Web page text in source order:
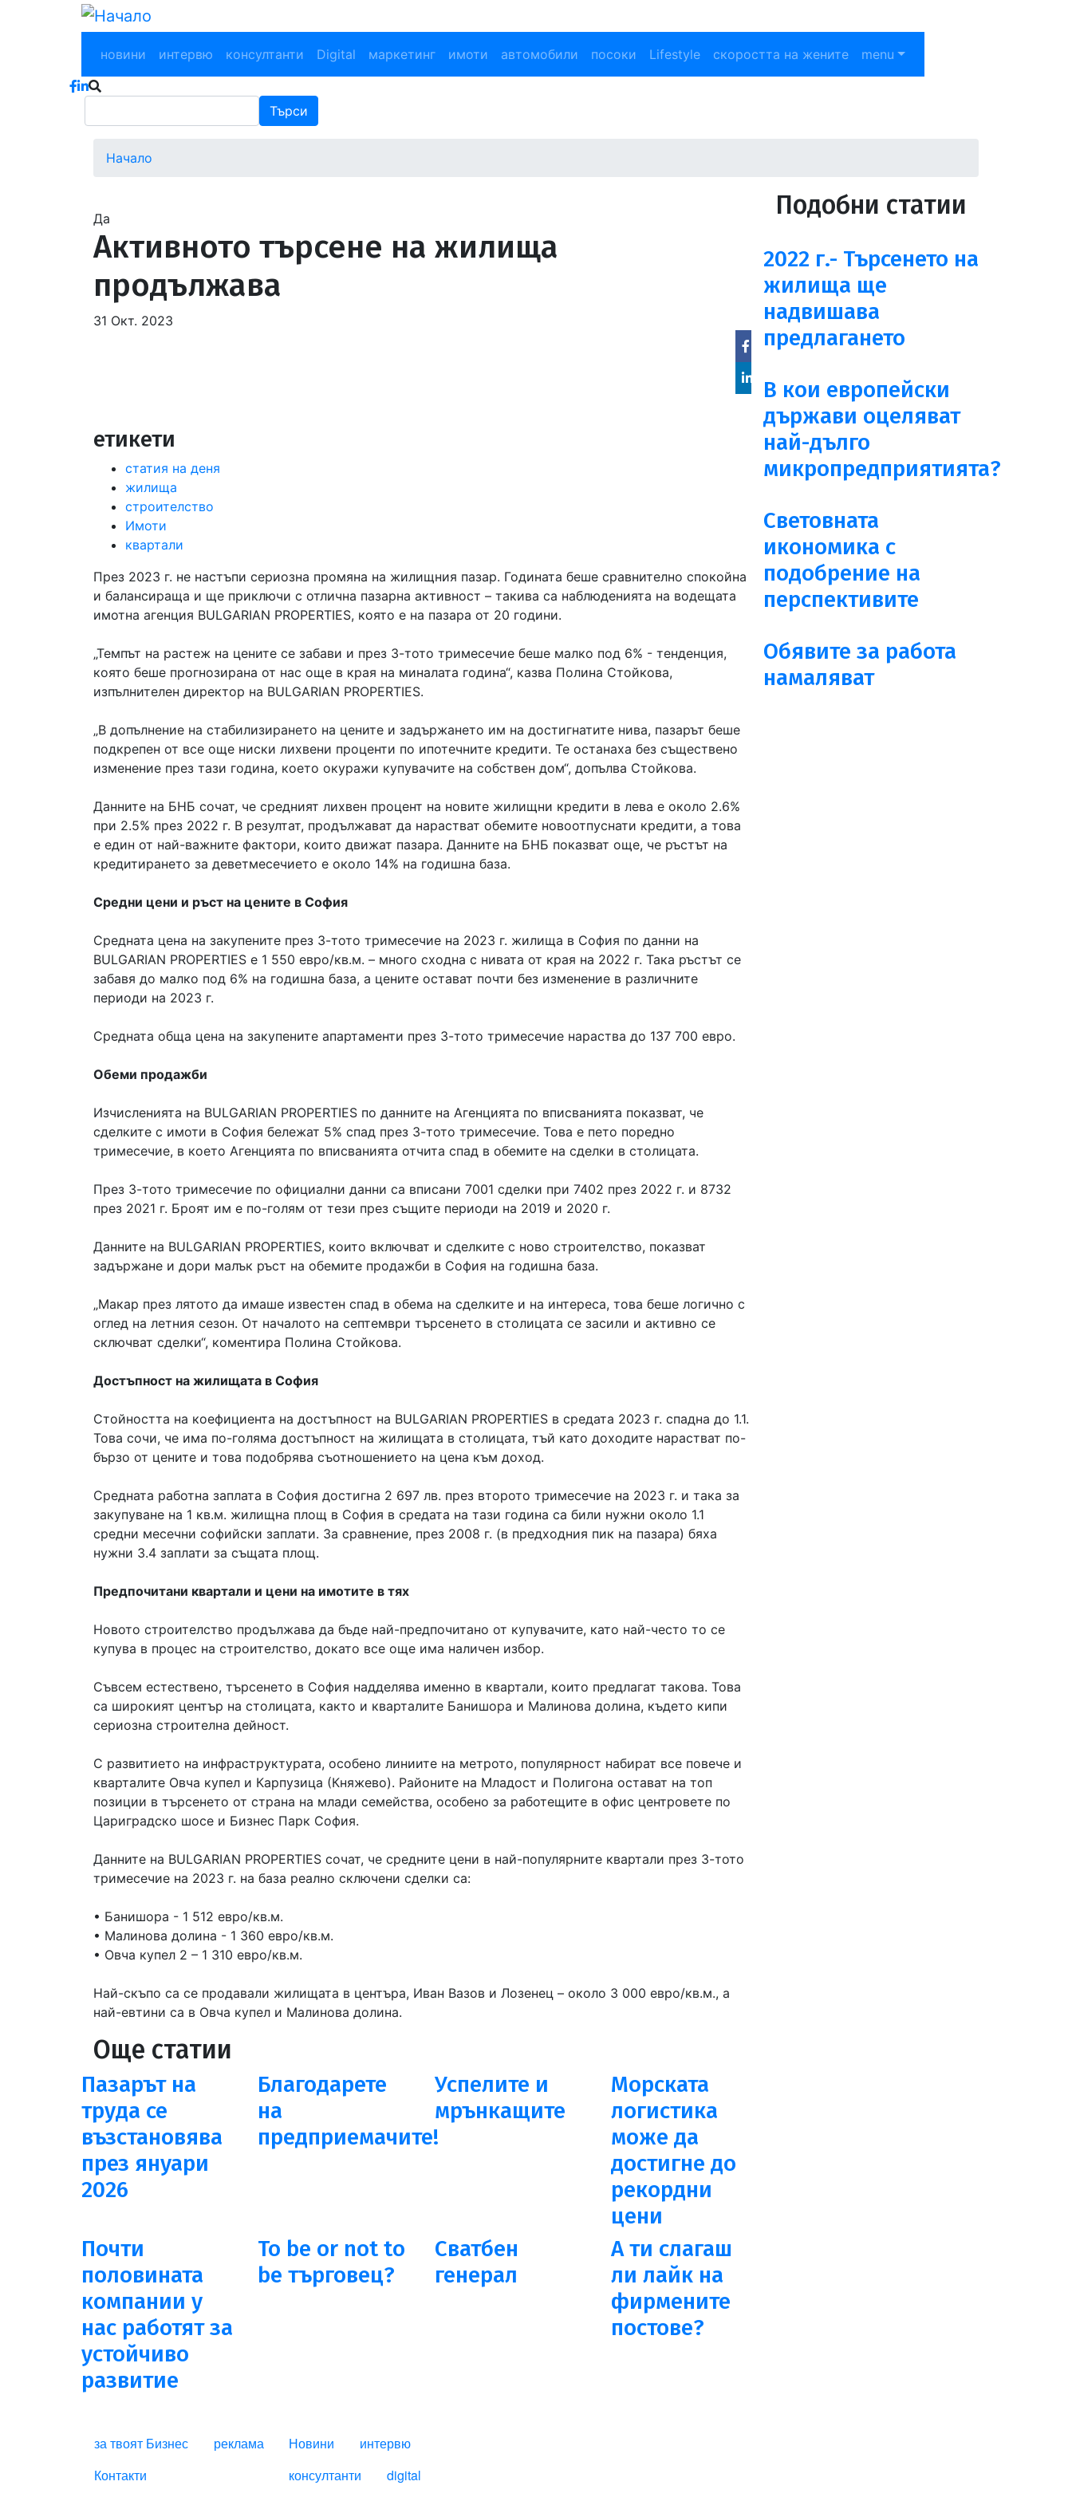
Main navigation
новини интервю консултанти Digital маркетинг имоти автомобили посоки Lifestyle скоростта на жените menu
Търси
Начало
снимка
Да
Активното търсене на жилища
продължава
31 Окт. 2023
Facebook
Linked
етикети
статия на деня
жилища
строителство
Имоти
квартали
През 2023 г. не настъпи сериозна промяна на жилищния пазар. Годината беше сравнително спокойна
и балансираща и ще приключи с отлична пазарна активност – такива са наблюденията на водещата
имотна агенция BULGARIAN PROPERTIES, която е на пазара от 20 години.
„Темпът на растеж на цените се забави и през 3-тото тримесечие беше малко под 6% - тенденция,
която беше прогнозирана от нас още в края на миналата година“, казва Полина Стойкова,
изпълнителен директор на BULGARIAN PROPERTIES.
„В допълнение на стабилизирането на цените и задържането им на достигнатите нива, пазарът беше
подкрепен от все още ниски лихвени проценти по ипотечните кредити. Те останаха без съществено
изменение през тази година, което окуражи купувачите на собствен дом“, допълва Стойкова.
Данните на БНБ сочат, че средният лихвен процент на новите жилищни кредити в лева е около 2.6%
при 2.5% през 2022 г. В резултат, продължават да нарастват обемите новоотпуснати кредити, а това
е един от най-важните фактори, които движат пазара. Данните на БНБ показват още, че ръстът на
кредитирането за деветмесечието е около 14% на годишна база.
Средни цени и ръст на цените в София
Средната цена на закупените през 3-тото тримесечие на 2023 г. жилища в София по данни на
BULGARIAN PROPERTIES е 1 550 евро/кв.м. – много сходнa с нивата от края на 2022 г. Така ръстът се
забавя до малко под 6% на годишна база, а цените остават почти без изменение в различните
периоди на 2023 г.
Средната обща цена на закупените апартаменти през 3-тото тримесечие нараства до 137 700 евро.
Обеми продажби
Изчисленията на BULGARIAN PROPERTIES по данните на Агенцията по вписванията показват, че
сделките с имоти в София бележат 5% спад през 3-тото тримесечие. Това е пето поредно
тримесечие, в което Агенцията по вписванията отчита спад в обемите на сделки в столицата.
През 3-тото тримесечие по официални данни са вписани 7001 сделки при 7402 през 2022 г. и 8732
през 2021 г. Броят им е по-голям от тези през същите периоди на 2019 и 2020 г.
Данните на BULGARIAN PROPERTIES, които включват и сделките с ново строителство, показват
задържане и дори малък ръст на обемите продажби в София на годишна база.
„Макар през лятото да имаше известен спад в обема на сделките и на интереса, това беше логично с
оглед на летния сезон. От началото на септември търсенето в столицата се засили и активно се
сключват сделки“, коментира Полина Стойкова.
Достъпност на жилищата в София
Стойността на коефициента на достъпност на BULGARIAN PROPERTIES в средата 2023 г. спадна до 1.1.
Това сочи, че има по-голяма достъпност на жилищата в столицата, тъй като доходите нарастват по-
бързо от цените и това подобрява съотношението на цена към доход.
Средната работна заплата в София достигна 2 697 лв. през второто тримесечие на 2023 г. и така за
закупуване на 1 кв.м. жилищна площ в София в средата на тази година са били нужни около 1.1
средни месечни софийски заплати. За сравнение, през 2008 г. (в предходния пик на пазара) бяха
нужни 3.4 заплати за същата площ.
Предпочитани квартали и цени на имотите в тях
Новото строителство продължава да бъде най-предпочитано от купувачите, като най-често то се
купува в процес на строителство, докато все още има наличен избор.
Съвсем естествено, търсенето в София надделява именно в квартали, които предлагат такова. Това
са широкият център на столицата, както и кварталите Банишора и Малинова долина, където кипи
сериозна строителна дейност.
С развитието на инфраструктурата, особено линиите на метрото, популярност набират все повече и
кварталите Овча купел и Карпузица (Княжево). Районите на Младост и Полигона остават на топ
позиции в търсенето от страна на млади семейства, особено за работещите в офис центровете по
Цариградско шосе и Бизнес Парк София.
Данните на BULGARIAN PROPERTIES сочат, че средните цени в най-популярните квартали през 3-тото
тримесечие на 2023 г. на база реално сключени сделки са:
• Банишора - 1 512 евро/кв.м.
• Малинова долина - 1 360 евро/кв.м.
• Овча купел 2 – 1 310 евро/кв.м.
Най-скъпо са се продавали жилищата в центъра, Иван Вазов и Лозенец – около 3 000 евро/кв.м., а
най-евтини са в Овча купел и Малинова долина.
Още статии
Пазарът на
труда се
възстановява
през януари
2026
Благодарете
на
предприемачите!
Успелите и
мрънкащите
Морската
логистика
може да
достигне до
рекордни
цени
Почти
половината
компании у
нас работят за
устойчиво
развитие
To be or not to
be търговец?
Сватбен
генерал
А ти слагаш
ли лайк на
фирмените
постове?
Подобни статии
2022 г.- Търсенето на
жилища ще
надвишава
предлагането
В кои европейски
държави оцеляват
най-дълго
микропредприятията?
Световната
икономика с
подобрение на
перспективите
Обявите за работа
намаляват
за твоят Бизнес
реклама
Контакти
Новини
интервю
консултанти
digital